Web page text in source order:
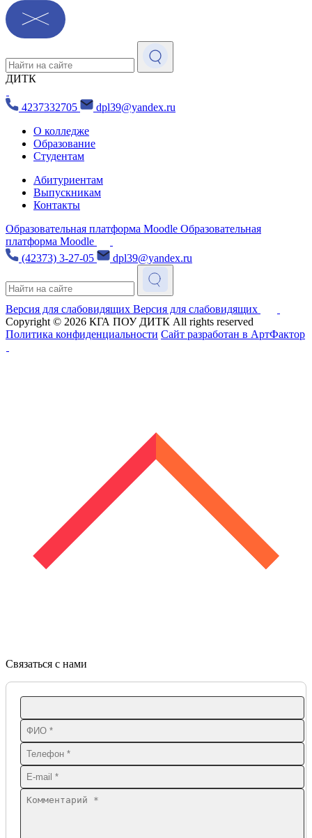
ДИТК
4237332705
dpl39@yandex.ru
О колледже
Образование
Студентам
Абитуриентам
Выпускникам
Контакты
Образовательная платформа Moodle Образовательная
платформа Moodle
(42373) 3-27-05
dpl39@yandex.ru
Версия для слабовидящих Версия для слабовидящих
Copyright © 2026 КГА ПОУ ДИТК All rights reserved
Политика конфиденциальности Сайт разработан в АртФактор
Связаться с нами